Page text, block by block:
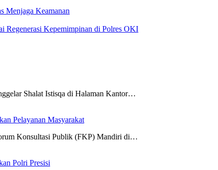
Menjaga Keamanan
Regenerasi Kepemimpinan di Polres OKI
Shalat Istisqa di Halaman Kantor…
Pelayanan Masyarakat
Konsultasi Publik (FKP) Mandiri di…
Polri Presisi